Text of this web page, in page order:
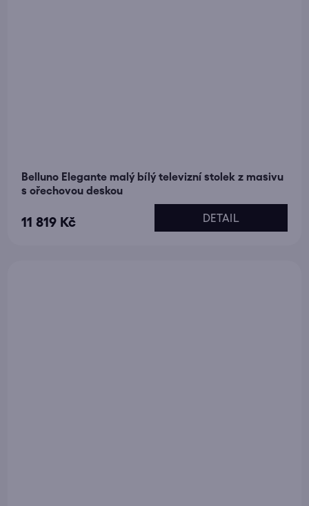
Belluno Elegante malý bílý televizní stolek z masivu
s ořechovou deskou
11 819 Kč DETAIL